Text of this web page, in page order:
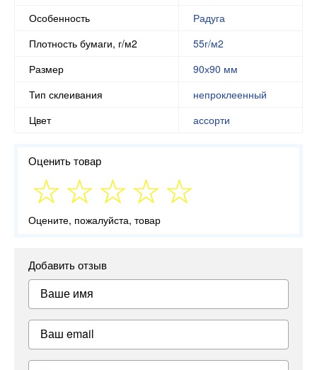
Особенность
Радуга
Плотность бумаги, г/м2
55г/м2
Размер
90х90 мм
Тип склеивания
непроклеенный
Цвет
ассорти
Оценить товар
Оцените, пожалуйста, товар
Добавить отзыв
Ваше имя
Ваш email